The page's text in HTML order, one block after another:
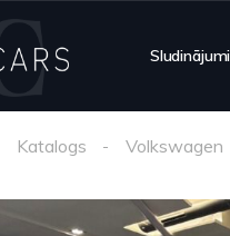
Sludinājumi
Katalogs Volkswagen